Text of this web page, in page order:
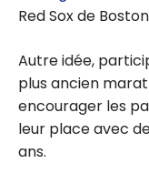
Red Sox de
Autre idée,
plus ancien
encourager les
leur place avec
ans.